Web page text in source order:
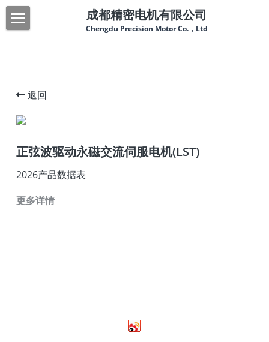
成都精密电机有限公司
Chengdu Precision Motor Co.，Ltd
产品中心
联系我们
返回
正弦波驱动永磁交流伺服电机(LST)
2026产品数据表
更多详情